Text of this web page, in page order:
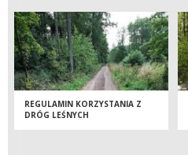
REGULAMIN KORZYSTANIA Z
DRÓG LEŚNYCH